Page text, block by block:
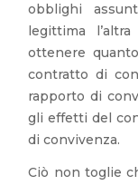
obblighi
legittima
ottenere
contratto di
rapporto di
gli effetti del
di convivenza.
Ciò non toglie